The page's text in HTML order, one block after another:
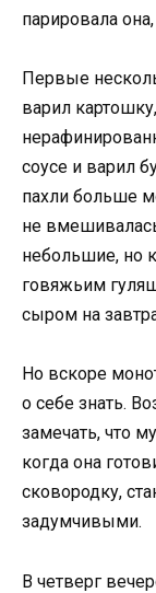
парировала
Первые
варил
соусе и варил
пахли больше
не
небольшие, но
говяжьим
сыром на
Но вскоре
о себе знать.
замечать, что
когда она
сковородку,
задумчивыми.
В четверг